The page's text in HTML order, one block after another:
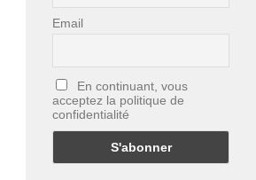
Email
En continuant, vous
acceptez la politique de
confidentialité